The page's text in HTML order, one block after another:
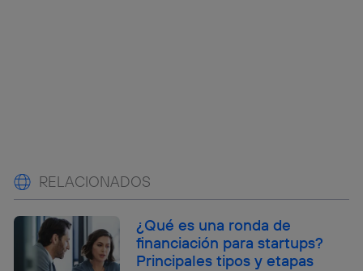
RELACIONADOS
¿Qué es una ronda de
financiación para startups?
Principales tipos y etapas